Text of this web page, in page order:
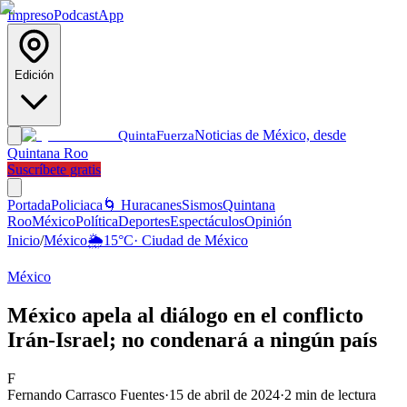
ImpresoPodcastApp
Edición
QuintaFuerzaNoticias de México, desde
Quintana Roo
Suscríbete gratis
PortadaPoliciaca 🌀 HuracanesSismosQuintana
RooMéxicoPolíticaDeportesEspectáculosOpinión
Inicio/México🌦️15°C· Ciudad de México
México
México apela al diálogo en el conflicto
Irán-Israel; no condenará a ningún país
F
Fernando Carrasco Fuentes·15 de abril de 2024·2 min de lectura